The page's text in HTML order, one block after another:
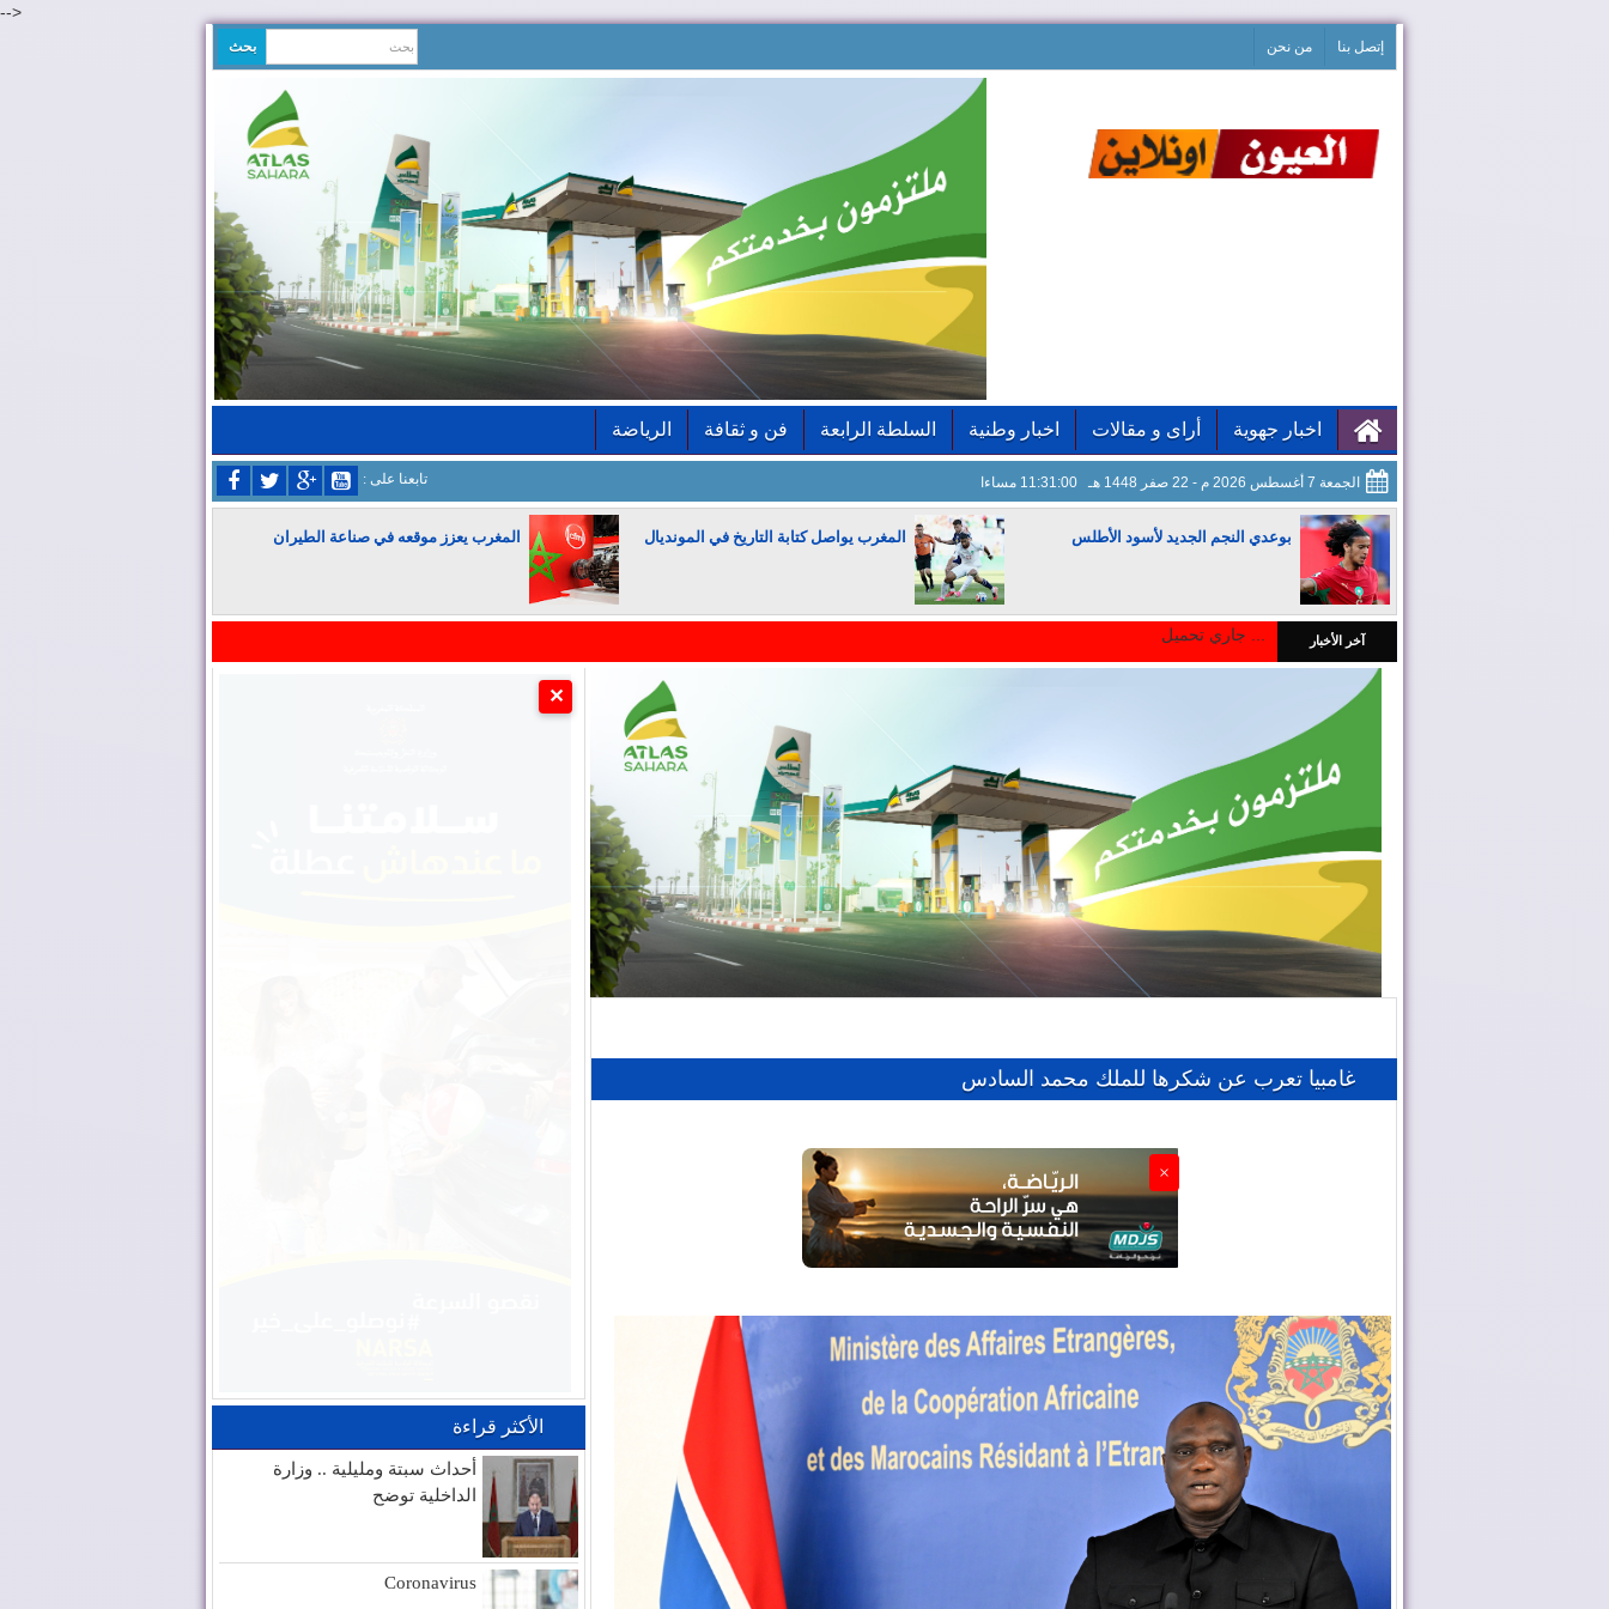
-->
إتصل بنا من نحن
اخبار جهوية أراى و مقالات اخبار وطنية السلطة الرابعة فن و ثقافة الرياضة
الجمعة 7 أغسطس 2026 م - 22 صفر 1448 هـ 11:31:01 مساءا : تابعنا على
بوعدي النجم الجديد لأسود الأطلس المغرب يواصل كتابة التاريخ في المونديال المغرب يعزز موقعه في صناعة الطيران
المغرب يجذب كبار المستثمرين آخر الأخبار
غامبيا تعرب عن شكرها للملك محمد السادس
×
✕
الأكثر قراءة
أحداث سبتة ومليلية .. وزارة
الداخلية توضح
Coronavirus